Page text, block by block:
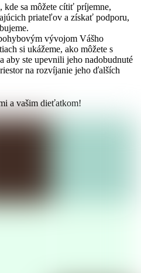
kde sa môžete cítiť príjemne,
priateľov a získať podporu,
vývojom Vášho
si ukážeme, ako môžete s
aby ste upevnili jeho nadobudnuté
na rozvíjanie jeho ďalších
a vašim dieťatkom!